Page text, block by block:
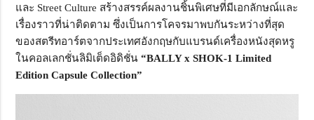
และ Street Culture สร้างสรรค์ผลงานชิ้นพิเศษที่มีเอกลักษณ์และ
เรื่องราวที่น่าติดตาม ซึ่งเป็นการโคจรมาพบกันระหว่างที่สุด
ของสตรีทอาร์ตจากประเทศอังกฤษกับแบรนด์เครื่องหนังสุดหรู
ในคอลเลกชั่นลิมิเต็ดอิดิชั่น“BALLY x SHOK-1 Limited
Edition Capsule Collection”